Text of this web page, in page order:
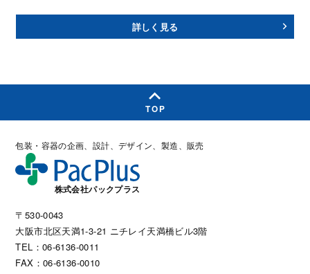
詳しく見る
TOP
包装・容器の企画、設計、デザイン、製造、販売
株式会社パックプラス
〒530-0043
大阪市北区天満1-3-21 ニチレイ天満橋ビル3階
TEL：06-6136-0011
FAX：06-6136-0010